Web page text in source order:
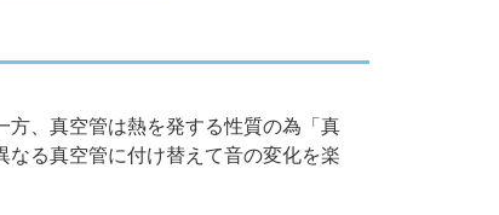
、真空管は熱を発する性質の為「真
る真空管に付け替えて音の変化を楽